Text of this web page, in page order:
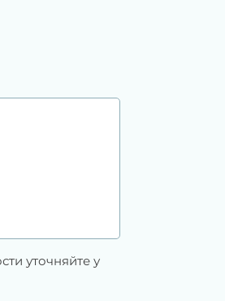
уточняйте у